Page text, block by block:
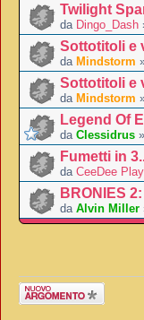
Twilight
da Dingo_Dash
Sottotitoli e
da Mindstorm
Sottotitoli e
da Mindstorm
Legend Of
da Clessidrus
Fumetti in
da CeeDee
BRONIES
da Alvin Miller
Scrivi un nuovo
argomento